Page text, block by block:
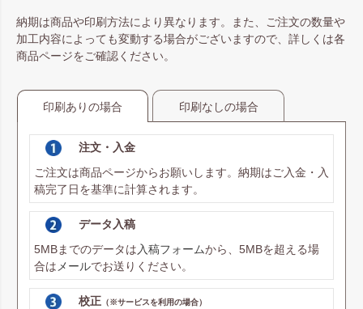
納期は商品や印刷方法により異なります。また、ご注文の数量や
加工内容によっても変動する場合がございますので、詳しくは各
商品ページをご確認ください。
印刷ありの場合 印刷なしの場合
注文・入金
ご注文は商品ページからお願いします。納期はご入金・入
稿完了日を基準に計算されます。
データ入稿
5MBまでのデータは入稿フォームから、5MBを超える場
合はメールでお送りください。
校正（※サービスを利用の場合）